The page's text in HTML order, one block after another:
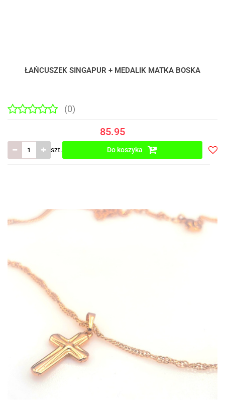
ŁAŃCUSZEK SINGAPUR + MEDALIK MATKA BOSKA
(0)
85.95
szt. Do koszyka